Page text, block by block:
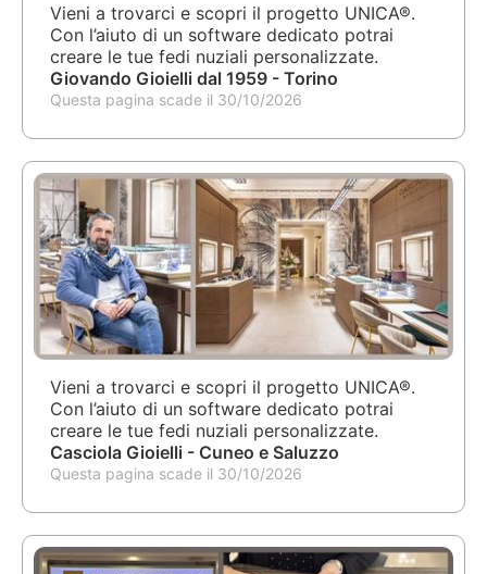
Vieni a trovarci e scopri il progetto UNICA®.
Con l’aiuto di un software dedicato potrai
creare le tue fedi nuziali personalizzate.
Giovando Gioielli dal 1959 - Torino
Questa pagina scade il 30/10/2026
Vieni a trovarci e scopri il progetto UNICA®.
Con l’aiuto di un software dedicato potrai
creare le tue fedi nuziali personalizzate.
Casciola Gioielli - Cuneo e Saluzzo
Questa pagina scade il 30/10/2026